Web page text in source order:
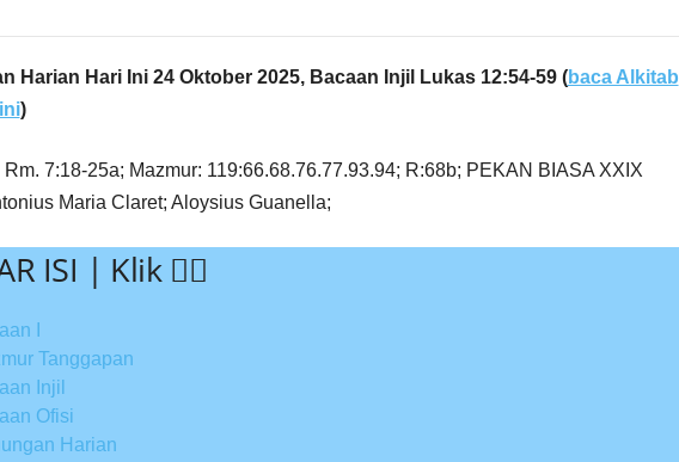
Harian Hari Ini 24 Oktober 2025, Bacaan Injil Lukas 12:54-59 (baca Alkitab
)
Rm. 7:18-25a; Mazmur: 119:66.68.76.77.93.94; R:68b; PEKAN BIASA XXIX
Maria Claret; Aloysius Guanella;
ISI | Klik 👇🏻
I
Tanggapan
Injil
Ofisi
Harian